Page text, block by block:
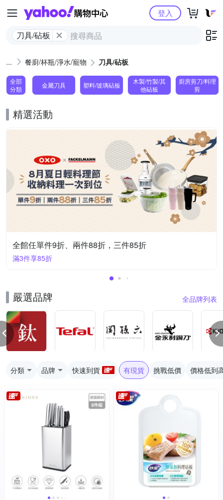
Yahoo購物中心
刀具/砧板
登入
餐廚/杯瓶/淨水/寵物 刀具/砧板
全部
分類
金屬刀具 塑料/玻璃砧板
木製/竹製/其
他砧板
廚房剪刀/料理
剪
精選活動
全館任單件9折、兩件88折，三件85折
滿3件享85折
嚴選品牌 全品牌列表
分類 品牌 快速到貨 有現貨 挑戰低價 價格低到